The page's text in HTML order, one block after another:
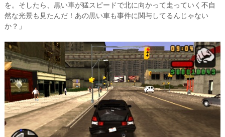
を。そしたら、黒い車が猛スピードで北に向かって走っていく不自
然な光景も見たんだ！あの黒い車も事件に関与してるんじゃない
か？」